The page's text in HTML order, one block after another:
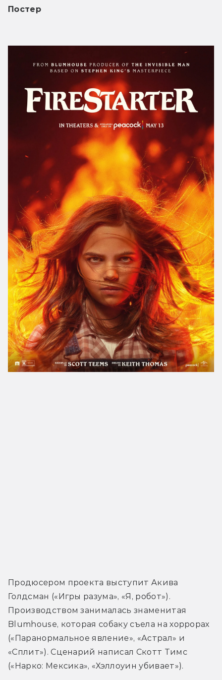
Постер
Продюсером проекта выступит Акива
Голдсман («Игры разума», «Я, робот»).
Производством занималась знаменитая
Blumhouse, которая собаку съела на хоррорах
(«Паранормальное явление», «Астрал» и
«Сплит»). Сценарий написал Скотт Тимс
(«Нарко: Мексика», «Хэллоуин убивает»).